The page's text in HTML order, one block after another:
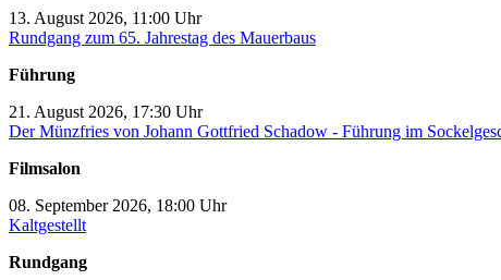
13. August 2026, 11:00 Uhr
Rundgang zum 65. Jahrestag des Mauerbaus
Führung
21. August 2026, 17:30 Uhr
Der Münzfries von Johann Gottfried Schadow - Führung im
Filmsalon
08. September 2026, 18:00 Uhr
Kaltgestellt
Rundgang